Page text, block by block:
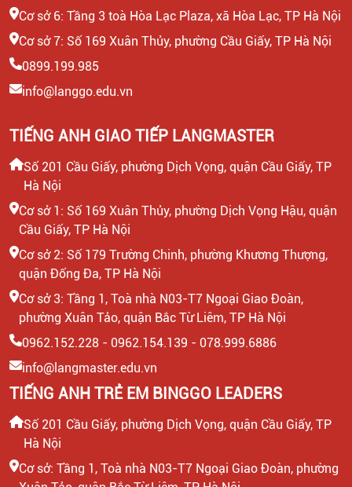
Cơ sở 6: Tầng 3 toà Hòa Lạc Plaza, xã Hòa Lạc, TP Hà Nội
Cơ sở 7: Số 169 Xuân Thủy, phường Cầu Giấy, TP Hà Nội
0899.199.985
info@langgo.edu.vn
TIẾNG ANH GIAO TIẾP LANGMASTER
Số 201 Cầu Giấy, phường Dịch Vọng, quận Cầu Giấy, TP
Hà Nội
Cơ sở 1: Số 169 Xuân Thủy, phường Dịch Vọng Hậu, quận
Cầu Giấy, TP Hà Nội
Cơ sở 2: Số 179 Trường Chinh, phường Khương Thượng,
quận Đống Đa, TP Hà Nội
Cơ sở 3: Tầng 1, Toà nhà N03-T7 Ngoại Giao Đoàn,
phường Xuân Tảo, quận Bắc Từ Liêm, TP Hà Nội
0962.152.228 - 0962.154.139 - 078.999.6886
info@langmaster.edu.vn
TIẾNG ANH TRẺ EM BINGGO LEADERS
Số 201 Cầu Giấy, phường Dịch Vọng, quận Cầu Giấy, TP
Hà Nội
Cơ sở: Tầng 1, Toà nhà N03-T7 Ngoại Giao Đoàn, phường